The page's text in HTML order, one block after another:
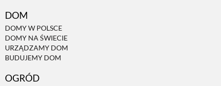
DOM
DOMY W POLSCE
DOMY NA ŚWIECIE
URZĄDZAMY DOM
BUDUJEMY DOM
OGRÓD